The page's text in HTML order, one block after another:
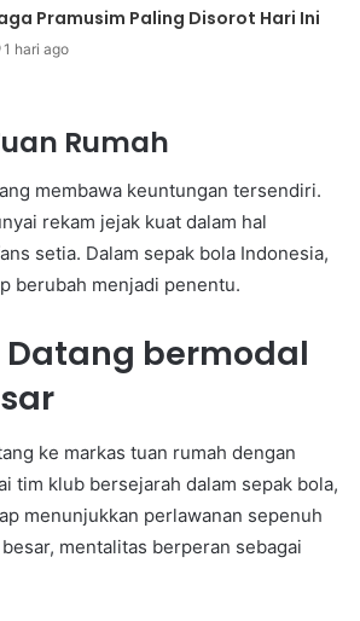
Pramusim Paling Disorot Hari Ini
1 hari ago
Rumah
membawa keuntungan tersendiri.
rekam jejak kuat dalam hal
setia. Dalam sepak bola Indonesia,
berubah menjadi penentu.
Datang bermodal
ke markas tuan rumah dengan
tim klub bersejarah dalam sepak bola,
menunjukkan perlawanan sepenuh
mentalitas berperan sebagai